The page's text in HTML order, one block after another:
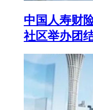
中国人寿财
社区举办团